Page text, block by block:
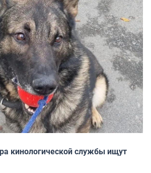
кинологической службы ищут